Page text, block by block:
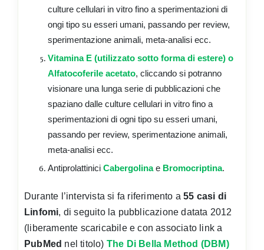
culture cellulari in vitro fino a sperimentazioni di
ongi tipo su esseri umani, passando per review,
sperimentazione animali, meta-analisi ecc.
Vitamina E (utilizzato sotto forma di estere) o
Alfatocoferile acetato, cliccando si potranno
visionare una lunga serie di pubblicazioni che
spaziano dalle culture cellulari in vitro fino a
sperimentazioni di ogni tipo su esseri umani,
passando per review, sperimentazione animali,
meta-analisi ecc.
Antiprolattinici Cabergolinae Bromocriptina.
Durante l’intervista si fa riferimento a55 casi di
Linfomi, di seguito la pubblicazione datata 2012
(liberamente scaricabile e con associato link a
PubMed nel titolo) The Di Bella Method (DBM)